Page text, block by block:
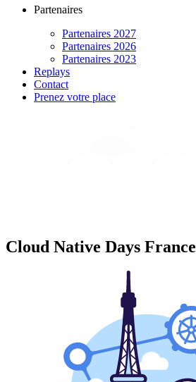
Partenaires
Partenaires 2027
Partenaires 2026
Partenaires 2023
Replays
Contact
Prenez votre place
Cloud Native Days France